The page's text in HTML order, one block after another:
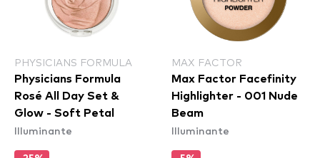
PHYSICIANS FORMULA
Physicians Formula
Rosé All Day Set &
Glow - Soft Petal
Illuminante
MAX FACTOR
Max Factor Facefinity
Highlighter - 001 Nude
Beam
Illuminante